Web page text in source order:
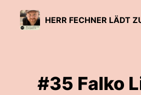
#35 Falko